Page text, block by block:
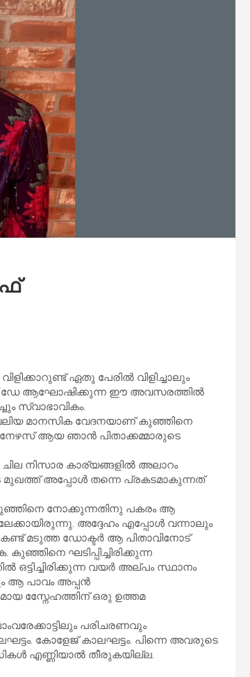
ഏതു പേരില്‍ വിളിച്ചാലും
ഡേ ആഘോഷിക്കുന്ന ഈ അവസരത്തില്‍
സ്വാഭാവികം.
മാനസിക വേദനയാണ് കുഞ്ഞിനെ
ആയ ഞാന്‍ പിതാക്കമ്മാരുടെ
ചില നിസാര കാര്യങ്ങളില്‍ അലാറം
മുഖത്ത് അപ്പോള്‍ തന്നെ പ്രകടമാകുന്നത്
നോക്കുന്നതിനു പകരം ആ
അദ്ദേഹം എപ്പോള്‍ വന്നാലും
മടുത്ത ഡോക്ടര്‍ ആ പിതാവിനോട്
ഘടിപ്പിച്ചിരിക്കുന്ന
വയര്‍ അല്പം സ്ഥാനം
ആ പാവം അപ്പന്‍
സ്നേേഹത്തിന് ഒരു ഉത്തമ
പരിചരണവും
കോളേജ് കാലഘട്ടം. പിന്നെ അവരുടെ
എണ്ണിയാല്‍ തീരുകയില്ല.